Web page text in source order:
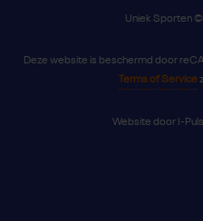
Uniek Sporten
Deze website is beschermd door
Terms of Service
Website door I-